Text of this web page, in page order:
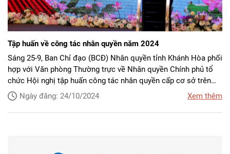
Tập huấn về công tác nhân quyền năm 2024
Sáng 25-9, Ban Chỉ đạo (BCĐ) Nhân quyền tỉnh Khánh Hòa phối
hợp với Văn phòng Thường trực về Nhân quyền Chính phủ tổ
chức Hội nghị tập huấn công tác nhân quyền cấp cơ sở trên
địa bàn tỉnh năm 2024 cho lãnh đạo các cơ quan, ban, ngành,
địa phương, các tổ chức chính trị - xã hội trên địa bàn tỉnh. Dự
hội nghị có Thiếu tướng Nguyễn Văn Kỷ - Phó Cục trưởng Cục
Ngày đăng: 24/10/2024 Xem thêm